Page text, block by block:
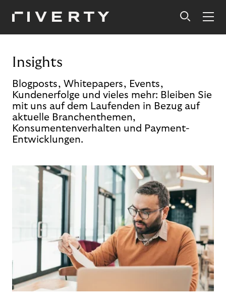
Insights
Blogposts, Whitepapers, Events,
Kundenerfolge und vieles mehr: Bleiben Sie
mit uns auf dem Laufenden in Bezug auf
aktuelle Branchenthemen,
Konsumentenverhalten und Payment-
Entwicklungen.